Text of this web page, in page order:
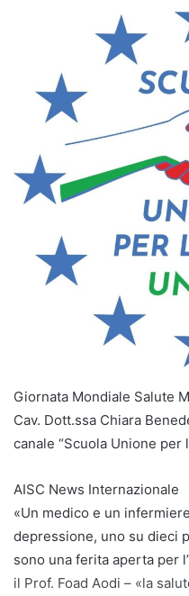
Giornata Mondiale Salute
Cav. Dott.ssa Chiara
canale “Scuola Unione per
AISC News Internazionale
«Un medico e un
depressione, uno su dieci
sono una ferita aperta per
il Prof. Foad Aodi – «la